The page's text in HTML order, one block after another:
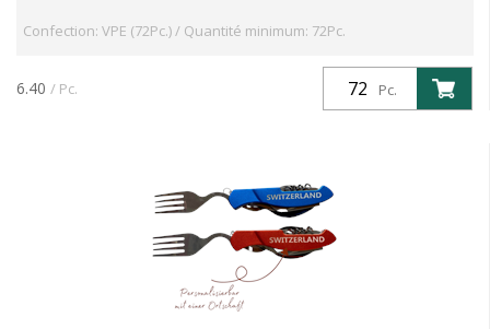
Confection: VPE (72Pc.) / Quantité minimum: 72Pc.
Pc.
6.40 / Pc.